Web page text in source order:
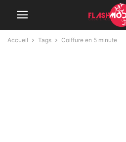
Accueil Tags Coiffure en 5 minute